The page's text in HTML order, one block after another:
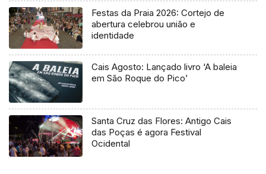
Festas da Praia 2026: Cortejo de
abertura celebrou união e
identidade
Cais Agosto: Lançado livro ‘A baleia
em São Roque do Pico’
Santa Cruz das Flores: Antigo Cais
das Poças é agora Festival
Ocidental